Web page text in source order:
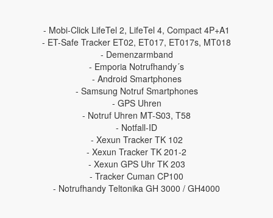
- Mobi-Click LifeTel 2, LifeTel 4, Compact 4P+A1
- ET-Safe Tracker ET02, ET017, ET017s, MT018
- Demenzarmband
- Emporia Notrufhandy´s
- Android Smartphones
- Samsung Notruf Smartphones
- GPS Uhren
- Notruf Uhren MT-S03, T58
- Notfall-ID
- Xexun Tracker TK 102
- Xexun Tracker TK 201-2
- Xexun GPS Uhr TK 203
- Tracker Cuman CP100
- Notrufhandy Teltonika GH 3000 / GH4000